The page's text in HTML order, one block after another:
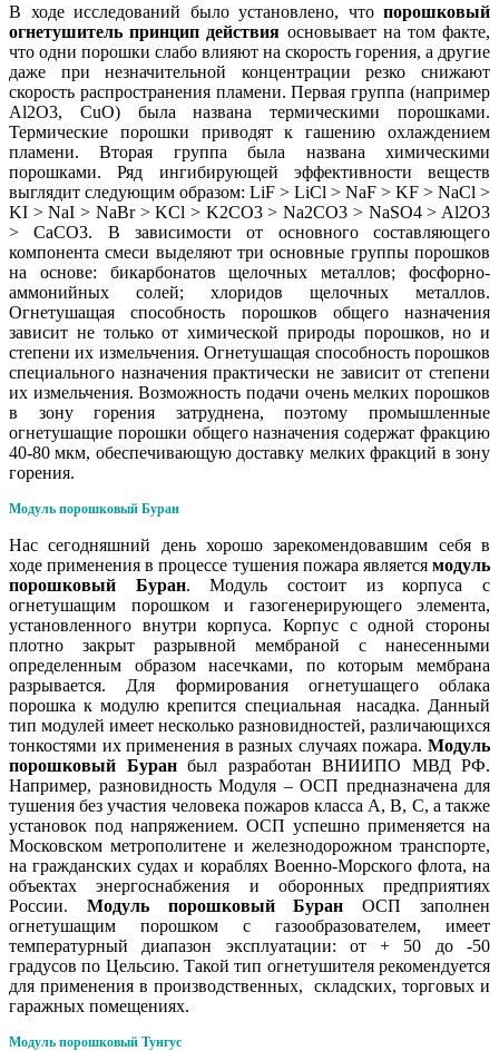
В ходе исследований было установлено, что порошковый
огнетушитель принцип действия основывает на том факте,
что одни порошки слабо влияют на скорость горения, а другие
даже при незначительной концентрации резко снижают
скорость распространения пламени. Первая группа (например
Al2O3, CuO) была названа термическими порошками.
Термические порошки приводят к гашению охлаждением
пламени. Вторая группа была названа химическими
порошками. Ряд ингибирующей эффективности веществ
выглядит следующим образом: LiF > LiCl > NaF > KF > NaCl >
KI > NaI > NaBr > KCl > K2CO3 > Na2CO3 > NaSO4 > Al2O3
> CaCO3. В зависимости от основного составляющего
компонента смеси выделяют три основные группы порошков
на основе: бикарбонатов щелочных металлов; фосфорно-
аммонийных солей; хлоридов щелочных металлов.
Огнетушащая способность порошков общего назначения
зависит не только от химической природы порошков, но и
степени их измельчения. Огнетушащая способность порошков
специального назначения практически не зависит от степени
их измельчения. Возможность подачи очень мелких порошков
в зону горения затруднена, поэтому промышленные
огнетушащие порошки общего назначения содержат фракцию
40-80 мкм, обеспечивающую доставку мелких фракций в зону
горения.
Модуль порошковый Буран
Нас сегодняшний день хорошо зарекомендовавшим себя в
ходе применения в процессе тушения пожара является модуль
порошковый Буран. Модуль состоит из корпуса с
огнетушащим порошком и газогенерирующего элемента,
установленного внутри корпуса. Корпус с одной стороны
плотно закрыт разрывной мембраной с нанесенными
определенным образом насечками, по которым мембрана
разрывается. Для формирования огнетушащего облака
порошка к модулю крепится специальная насадка. Данный
тип модулей имеет несколько разновидностей, различающихся
тонкостями их применения в разных случаях пожара. Модуль
порошковый Буранбыл разработан ВНИИПО МВД РФ.
Например, разновидность Модуля – ОСП предназначена для
тушения без участия человека пожаров класса А, В, С, а также
установок под напряжением. ОСП успешно применяется на
Московском метрополитене и железнодорожном транспорте,
на гражданских судах и кораблях Военно-Морского флота, на
объектах энергоснабжения и оборонных предприятиях
России. Модуль порошковый Буран ОСП заполнен
огнетушащим порошком с газообразователем, имеет
температурный диапазон эксплуатации: от + 50 до -50
градусов по Цельсию. Такой тип огнетушителя рекомендуется
для применения в производственных, складских, торговых и
гаражных помещениях.
Модуль порошковый Тунгус